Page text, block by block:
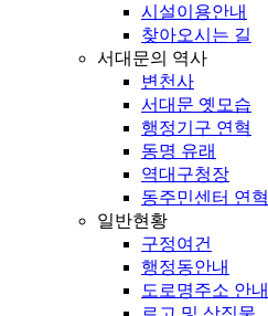
시설이용안내
찾아오시는 길
서대문의 역사
변천사
서대문 옛모습
행정기구 연혁
동명 유래
역대구청장
동주민센터 연혁
일반현황
구정여건
행정동안내
도로명주소 안내